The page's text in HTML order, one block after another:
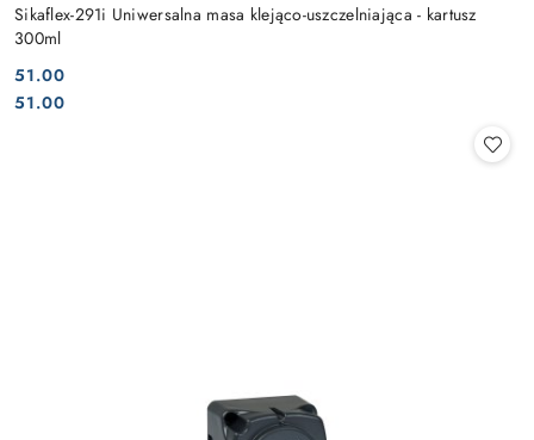
Sikaflex-291i Uniwersalna masa klejąco-uszczelniająca - kartusz
300ml
Cena:
51.00
Cena:
51.00